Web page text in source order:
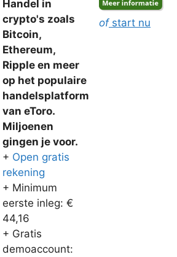
Handel in
crypto's zoals
Bitcoin,
Ethereum,
Ripple en meer
op het populaire
handelsplatform
van eToro.
Miljoenen
gingen je voor.
+ Open gratis
rekening
+ Minimum
eerste inleg: €
44,16
+ Gratis
demoaccount:
ofstart nu